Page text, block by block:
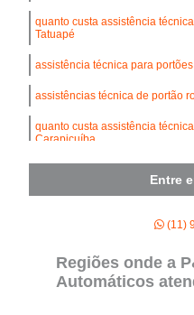
quanto custa assistência
Tatuapé
assistência técnica para
assistências técnica de portão
quanto custa assistência
Carapicuíba
Entre
(11)
Regiões onde a
Automáticos